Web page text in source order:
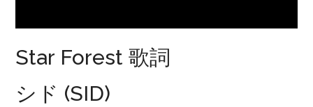
Star Forest 歌詞
シド (SID)